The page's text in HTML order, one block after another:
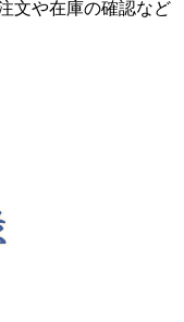
文や在庫の確認など